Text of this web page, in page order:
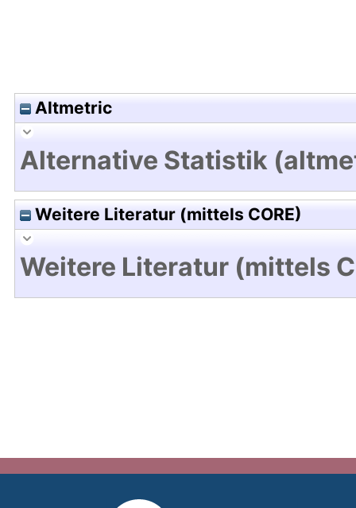
Altmetric
Alternative Statistik
Weitere Literatur (mittels CORE)
Weitere Literatur (mittels